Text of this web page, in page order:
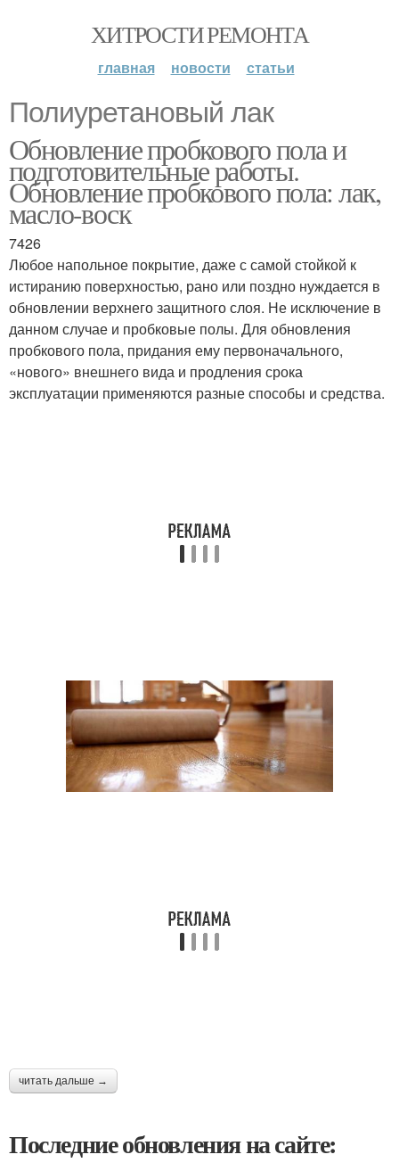
ХИТРОСТИ РЕМОНТА
главная новости статьи
Полиуретановый лак
Обновление пробкового пола и
подготовительные работы.
Обновление пробкового пола: лак,
масло-воск
7426
Любое напольное покрытие, даже с самой стойкой к
истиранию поверхностью, рано или поздно нуждается в
обновлении верхнего защитного слоя. Не исключение в
данном случае и пробковые полы. Для обновления
пробкового пола, придания ему первоначального,
«нового» внешнего вида и продления срока
эксплуатации применяются разные способы и средства.
читать дальше →
Последние обновления на сайте: